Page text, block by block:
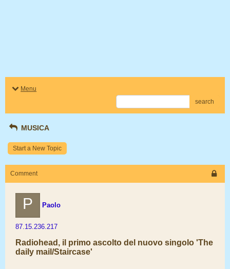
Menu
search
MUSICA
Start a New Topic
Comment
P Paolo
87.15.236.217
Radiohead, il primo ascolto del nuovo singolo 'The
daily mail/Staircase'